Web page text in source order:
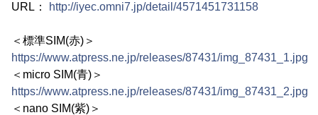
URL： http://iyec.omni7.jp/detail/4571451731158
＜標準SIM(赤)＞
https://www.atpress.ne.jp/releases/87431/img_87431_1.jpg
＜micro SIM(青)＞
https://www.atpress.ne.jp/releases/87431/img_87431_2.jpg
＜nano SIM(紫)＞